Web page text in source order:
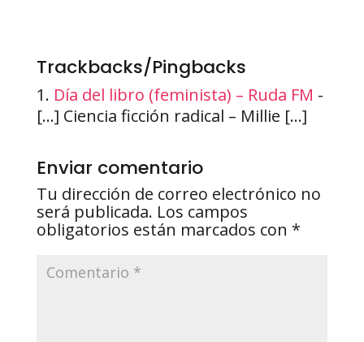
Trackbacks/Pingbacks
Día del libro (feminista) – Ruda FM -
[…] Ciencia ficción radical – Millie […]
Enviar comentario
Tu dirección de correo electrónico no
será publicada. Los campos
obligatorios están marcados con *